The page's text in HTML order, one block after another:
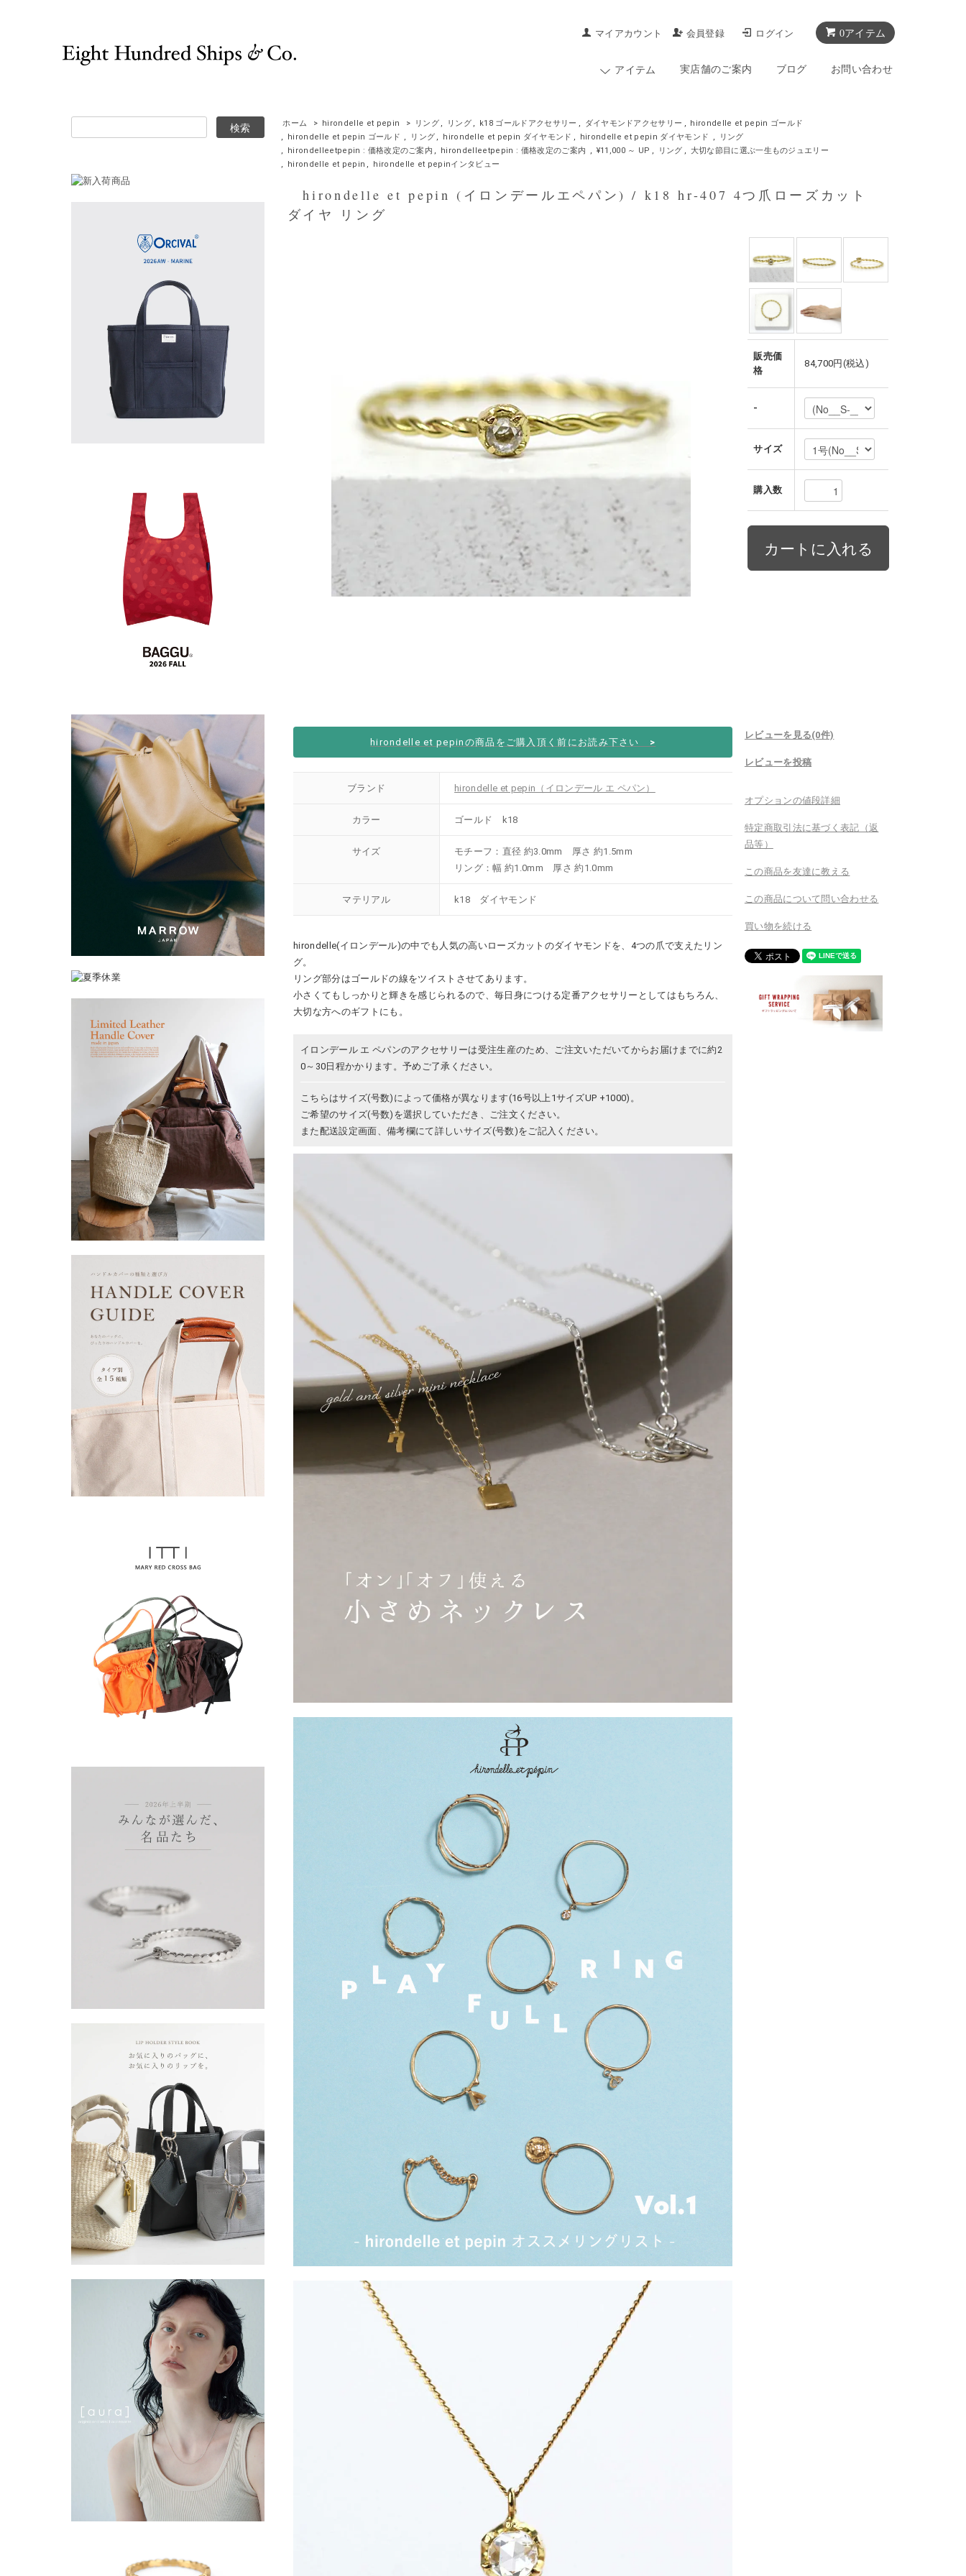
0アイテム
マイアカウント 会員登録 ログイン
アイテム 実店舗のご案内 ブログ お問い合わせ
ホーム > hirondelle et pepin > リング , リング , k18 ゴールドアクセサリー , ダイヤモンドアクセサリー , hirondelle et pepin ゴールド
,
hirondelle et pepin ゴールド , リング , hirondelle et pepin ダイヤモンド , hirondelle et pepin ダイヤモンド ,
リング
,
hirondelleetpepin : 価格改定のご案内 , hirondelleetpepin : 価格改定のご案内 , ¥11,000 ～ UP , リング , 大切な節目に選ぶ一生ものジュエリー
,
hirondelle et pepin , hirondelle et pepinインタビュー
hirondelle et pepin (イロンデールエペパン) / k18 hr-407 4つ爪ローズカット
ダイヤ リング
販売価
格
84,700円(税込)
-
サイズ
購入数
hirondelle et pepinの商品をご購入頂く前にお読み下さい >
ブランド hirondelle et pepin（イロンデール エ ペパン）
カラー ゴールド k18
サイズ
モチーフ：直径 約3.0mm 厚さ 約1.5mm
リング：幅 約1.0mm 厚さ 約1.0mm
マテリアル k18 ダイヤモンド
hirondelle(イロンデール)の中でも人気の高いローズカットのダイヤモンドを、4つの爪で支えたリン
グ。
リング部分はゴールドの線をツイストさせてあります。
小さくてもしっかりと輝きを感じられるので、毎日身につける定番アクセサリーとしてはもちろん、
大切な方へのギフトにも。
イロンデール エ ペパンのアクセサリーは受注生産のため、ご注文いただいてからお届けまでに約2
0～30日程かかります。予めご了承ください。
こちらはサイズ(号数)によって価格が異なります(16号以上1サイズUP +1000)。
ご希望のサイズ(号数)を選択していただき、ご注文ください。
また配送設定画面、備考欄にて詳しいサイズ(号数)をご記入ください。
レビューを見る(0件)
レビューを投稿
オプションの値段詳細
特定商取引法に基づく表記（返
品等）
この商品を友達に教える
この商品について問い合わせる
買い物を続ける